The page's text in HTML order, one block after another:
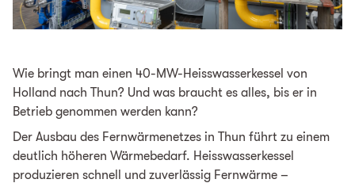
Wie bringt man einen 40-MW-Heisswasserkessel von
Holland nach Thun? Und was braucht es alles, bis er in
Betrieb genommen werden kann?
Der Ausbau des Fernwärmenetzes in Thun führt zu einem
deutlich höheren Wärmebedarf. Heisswasserkessel
produzieren schnell und zuverlässig Fernwärme –